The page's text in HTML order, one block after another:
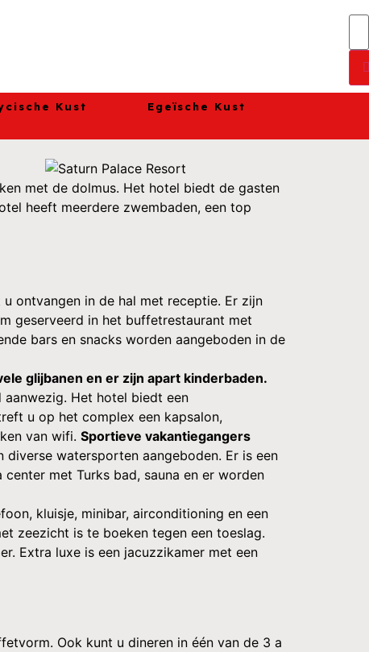
Kust
Egeïsche Kust
met de dolmus. Het hotel biedt de gasten
heeft meerdere zwembaden, een top
ontvangen in de hal met receptie. Er zijn
geserveerd in het buffetrestaurant met
bars en snacks worden aangeboden in de
glijbanen en er zijn apart kinderbaden.
Het hotel biedt een
u op het complex een kapsalon,
van wifi. Sportieve vakantiegangers
diverse watersporten aangeboden. Er is een
met Turks bad, sauna en er worden
kluisje, minibar, airconditioning en een
zeezicht is te boeken tegen een toeslag.
Extra luxe is een jacuzzikamer met een
Ook kunt u dineren in één van de 3 a